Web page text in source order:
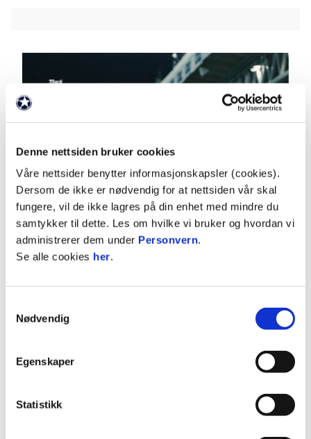
Denne nettsiden bruker cookies
Våre nettsider benytter informasjonskapsler (cookies).
Dersom de ikke er nødvendig for at nettsiden vår skal
fungere, vil de ikke lagres på din enhet med mindre du
samtykker til dette. Les om hvilke vi bruker og hvordan vi
administrerer dem under Personvern.
Se alle cookies her.
Nødvendig
Egenskaper
Statistikk